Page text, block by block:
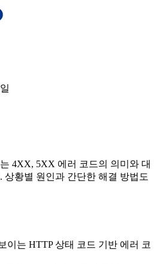
4XX, 5XX 에러 코드의 의미와 대
상황별 원인과 간단한 해결 방법도
이는 HTTP 상태 코드 기반 에러 코